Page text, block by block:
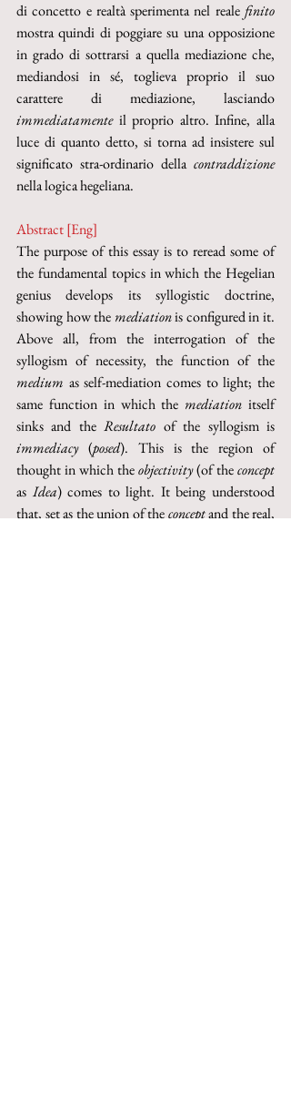
di concetto e realtà sperimenta nel reale finito
mostra quindi di poggiare su una opposizione
in grado di sottrarsi a quella mediazione che,
mediandosi in sé, toglieva proprio il suo
immediatamente il proprio altro. Infine, alla
luce di quanto detto, si torna ad insistere sul
significato stra-ordinario della contraddizione
nella logica hegeliana.
Abstract [Eng]
The purpose of this essay is to reread some of
the fundamental topics in which the Hegelian
genius develops its syllogistic doctrine,
showing how the mediation is configured in it.
Above all, from the interrogation of the
medium as self-mediation comes to light; the
same function in which the mediation itself
sinks and the Resultato
immediacy (posed). This is the region of
thought in which the objectivity (of the concept
as Idea) comes to light. It being understood
that, set as the union of the concept and the real,